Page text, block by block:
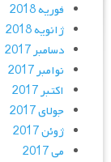
فوریه 2018
ژانویه 2018
دسامبر 2017
نوامبر 2017
اکتبر 2017
جولای 2017
ژوئن 2017
می 2017